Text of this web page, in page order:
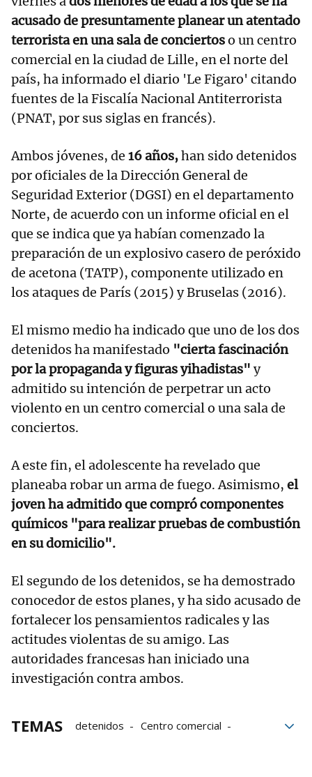
acusado de presuntamente planear un atentado
terrorista en una sala de conciertoso un centro
comercial en la ciudad de Lille, en el norte del
país, ha informado el diario 'Le Figaro' citando
fuentes de la Fiscalía Nacional Antiterrorista
(PNAT, por sus siglas en francés).
Ambos jóvenes, de 16 años,han sido detenidos
por oficiales de la Dirección General de
Seguridad Exterior (DGSI) en el departamento
Norte, de acuerdo con un informe oficial en el
que se indica que ya habían comenzado la
preparación de un explosivo casero de peróxido
de acetona (TATP), componente utilizado en
los ataques de París (2015) y Bruselas (2016).
El mismo medio ha indicado que uno de los dos
detenidos ha manifestado "cierta fascinación
por la propaganda y figuras yihadistas" y
admitido su intención de perpetrar un acto
violento en un centro comercial o una sala de
conciertos.
A este fin, el adolescente ha revelado que
planeaba robar un arma de fuego. Asimismo, el
joven ha admitido que compró componentes
químicos "para realizar pruebas de combustión
en su domicilio".
El segundo de los detenidos, se ha demostrado
conocedor de estos planes, y ha sido acusado de
fortalecer los pensamientos radicales y las
actitudes violentas de su amigo. Las
autoridades francesas han iniciado una
investigación contra ambos.
TEMAS detenidos
Centro comercial